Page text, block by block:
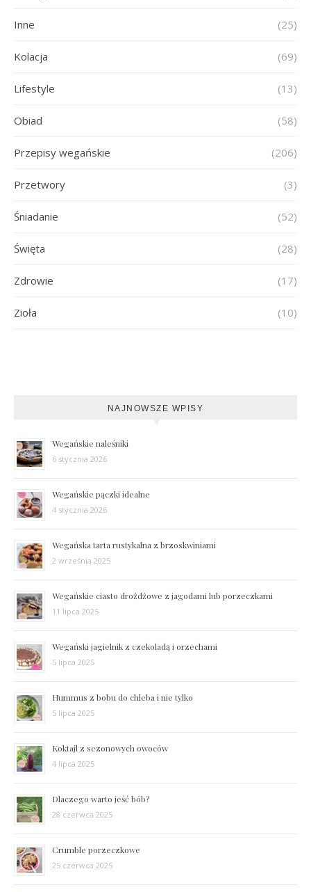
Inne (25)
Kolacja (69)
Lifestyle (13)
Obiad (58)
Przepisy wegańskie (206)
Przetwory (3)
Śniadanie (52)
Święta (28)
Zdrowie (17)
Zioła (10)
NAJNOWSZE WPISY
Wegańskie naleśniki
6 stycznia 2026
Wegańskie pączki idealne
4 stycznia 2026
Wegańska tarta rustykalna z brzoskwiniami
2 września 2025
Wegańskie ciasto drożdżowe z jagodami lub porzeczkami
11 lipca 2025
Wegański jagielnik z czekoladą i orzechami
5 lipca 2025
Hummus z bobu do chleba i nie tylko
5 lipca 2025
Koktajl z sezonowych owoców
4 lipca 2025
Dlaczego warto jeść bób?
28 czerwca 2025
Crumble porzeczkowe
25 czerwca 2025